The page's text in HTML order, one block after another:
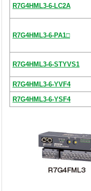
R7G4HML3-6-LC2A
R7G4HML3-6-PA1□
R7G4HML3-6-STYVS1
R7G4HML3-6-YVF4
R7G4HML3-6-YSF4